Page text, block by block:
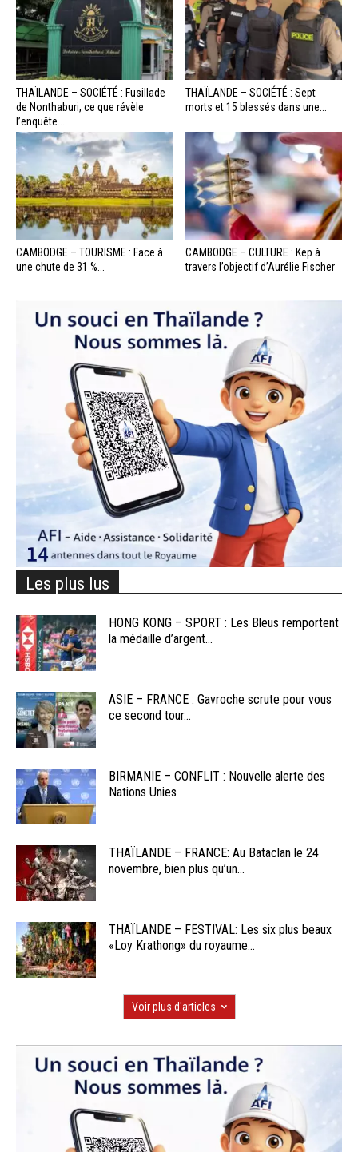
THAÏLANDE – SOCIÉTÉ : Fusillade
de Nonthaburi, ce que révèle
l’enquête...
THAÏLANDE – SOCIÉTÉ : Sept
morts et 15 blessés dans une...
CAMBODGE – TOURISME : Face à
une chute de 31 %...
CAMBODGE – CULTURE : Kep à
travers l’objectif d’Aurélie Fischer
Les plus lus
HONG KONG – SPORT : Les Bleus remportent
la médaille d’argent...
ASIE – FRANCE : Gavroche scrute pour vous
ce second tour...
BIRMANIE – CONFLIT : Nouvelle alerte des
Nations Unies
THAÏLANDE – FRANCE: Au Bataclan le 24
novembre, bien plus qu’un...
THAÏLANDE – FESTIVAL: Les six plus beaux
«Loy Krathong» du royaume...
Voir plus d'articles